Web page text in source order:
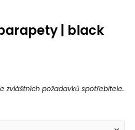
| black
zvláštních požadavků spotřebitele.